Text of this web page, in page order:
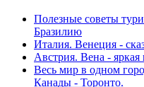
Полезные советы
Бразилию
Италия. Венеция -
Австрия. Вена - яркая
Весь мир в одном
Канады - Торонто.